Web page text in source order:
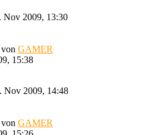
Nov 2009, 13:30
von GAMER
15:38
Nov 2009, 14:48
von GAMER